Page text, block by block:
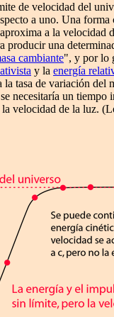
de velocidad del
a uno. Una forma
a la velocidad
producir una
cambiante", y por lo
y la energía
la tasa de variación del
necesitaría un
velocidad de la luz.